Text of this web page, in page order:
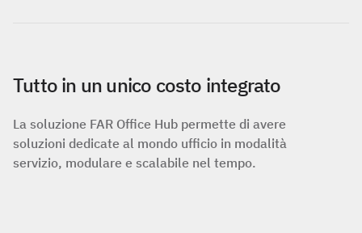
Tutto in un unico costo integrato
La soluzione FAR Office Hub permette di avere
soluzioni dedicate al mondo ufficio in modalità
servizio, modulare e scalabile nel tempo.